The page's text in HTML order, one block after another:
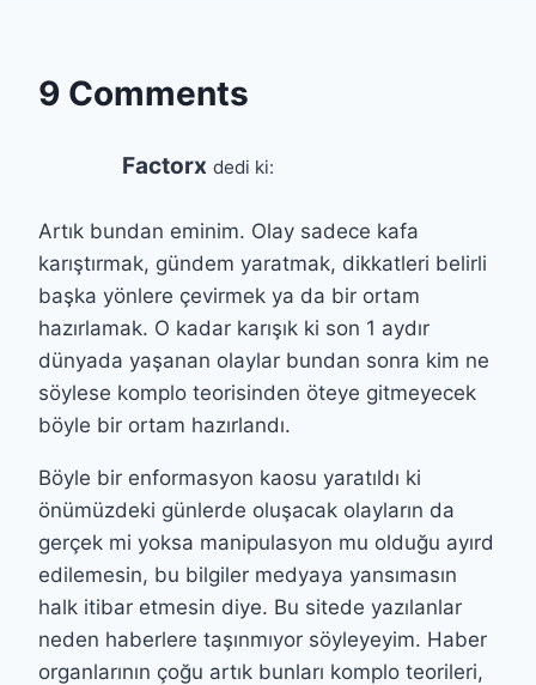
9 Comments
Factorx dedi ki:
Artık bundan eminim. Olay sadece kafa
karıştırmak, gündem yaratmak, dikkatleri belirli
başka yönlere çevirmek ya da bir ortam
hazırlamak. O kadar karışık ki son 1 aydır
dünyada yaşanan olaylar bundan sonra kim ne
söylese komplo teorisinden öteye gitmeyecek
böyle bir ortam hazırlandı.
Böyle bir enformasyon kaosu yaratıldı ki
önümüzdeki günlerde oluşacak olayların da
gerçek mi yoksa manipulasyon mu olduğu ayırd
edilemesin, bu bilgiler medyaya yansımasın
halk itibar etmesin diye. Bu sitede yazılanlar
neden haberlere taşınmıyor söyleyeyim. Haber
organlarının çoğu artık bunları komplo teorileri,